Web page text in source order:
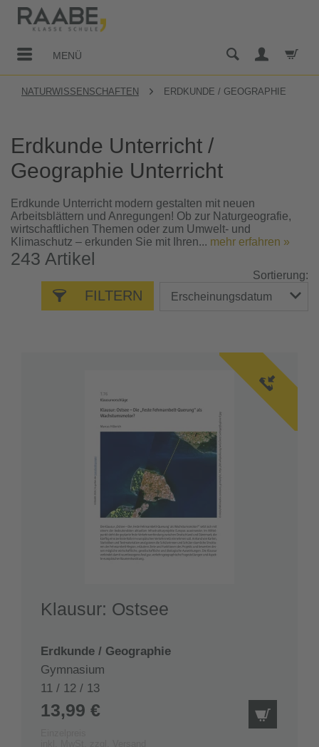
MENÜ
NATURWISSENSCHAFTEN ERDKUNDE / GEOGRAPHIE
Erdkunde Unterricht /
Geographie Unterricht
Erdkunde Unterricht modern gestalten mit neuen
Arbeitsblättern und Anregungen! Ob zur Naturgeografie,
wirtschaftlichen Themen oder zum Umwelt- und
Klimaschutz – erkunden Sie mit Ihren... mehr erfahren »
243 Artikel
FILTERN
Sortierung:
Klausur: Ostsee
Erdkunde / Geographie
Gymnasium
11 / 12 / 13
13,99 €
IN DEN